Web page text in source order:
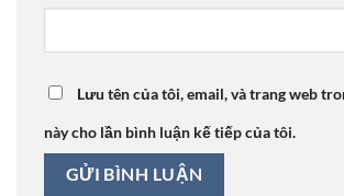
Lưu tên của tôi, email, và trang web
này cho lần bình luận kế tiếp của tôi.